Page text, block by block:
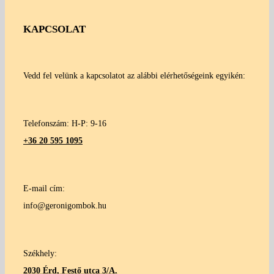
KAPCSOLAT
Vedd fel velünk a kapcsolatot az alábbi elérhetőségeink egyikén:
Telefonszám: H-P: 9-16
+36 20 595 1095
E-mail cím:
info@geronigombok.hu
Székhely:
2030 Érd, Festő utca 3/A.